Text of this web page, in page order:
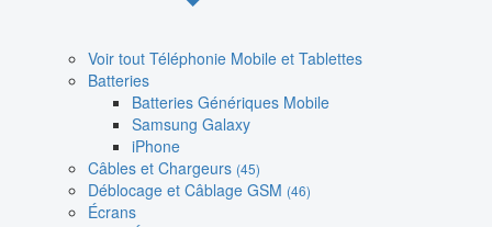
Voir tout Téléphonie Mobile et Tablettes
Batteries
Batteries Génériques Mobile
Samsung Galaxy
iPhone
Câbles et Chargeurs (45)
Déblocage et Câblage GSM (46)
Écrans